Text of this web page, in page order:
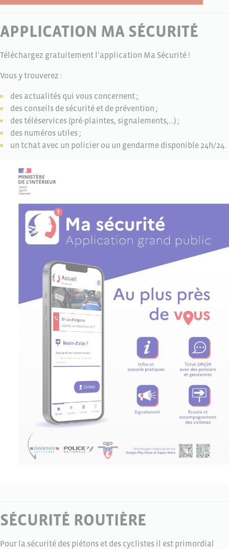
APPLICATION MA SÉCURITÉ
Téléchargez gratuitement l’application Ma Sécurité !
Vous y trouverez :
des actualités qui vous concernent ;
des conseils de sécurité et de prévention ;
des téléservices (pré-plaintes, signalements,…) ;
des numéros utiles ;
un tchat avec un policier ou un gendarme disponible 24h/24.
SÉCURITÉ ROUTIÈRE
Pour la sécurité des piétons et des cyclistes il est primordial